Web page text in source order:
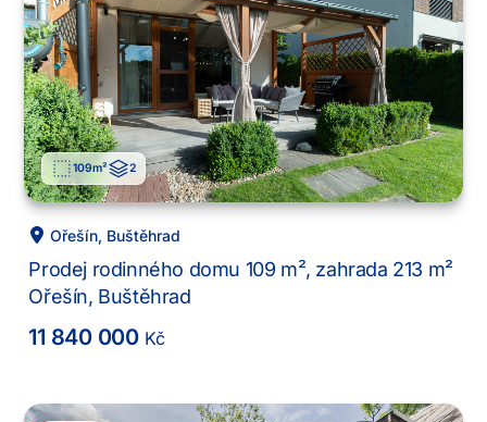
109m² 2
Ořešín, Buštěhrad
Prodej rodinného domu 109 m², zahrada 213 m²
Ořešín, Buštěhrad
11 840 000 Kč